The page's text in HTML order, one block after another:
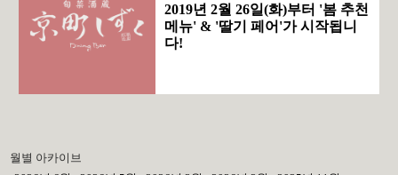
2019년 2월 26일(화)부터 '봄 추천
메뉴' & '딸기 페어'가 시작됩니
다!
월별 아카이브